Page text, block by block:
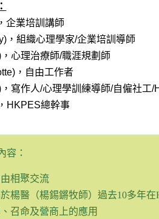
企業培訓講師
，組織心理學家/企業培訓導師
心理治療師/職涯規劃師
，自由工作者
寫作人/心理學訓練導師/自僱社工/
HKPES總幹事
容：
相聚交流
楊醫（楊錫鏘牧師）過去10多年
召命及營商上的應用